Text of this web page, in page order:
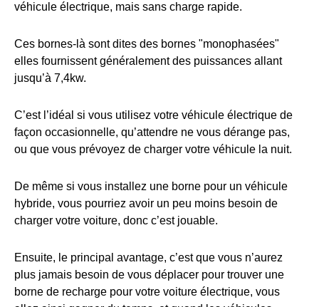
véhicule électrique, mais sans charge rapide.
Ces bornes-là sont dites des bornes "monophasées"
elles fournissent généralement des puissances allant
jusqu’à 7,4kw.
C’est l’idéal si vous utilisez votre véhicule électrique de
façon occasionnelle, qu’attendre ne vous dérange pas,
ou que vous prévoyez de charger votre véhicule la nuit.
De même si vous installez une borne pour un véhicule
hybride, vous pourriez avoir un peu moins besoin de
charger votre voiture, donc c’est jouable.
Ensuite, le principal avantage, c’est que vous n’aurez
plus jamais besoin de vous déplacer pour trouver une
borne de recharge pour votre voiture électrique, vous